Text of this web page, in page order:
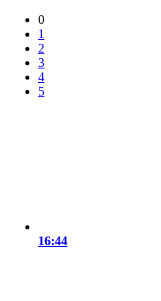
0
1
2
3
4
5
16:44